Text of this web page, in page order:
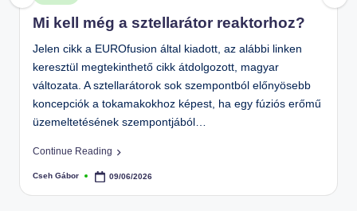
in
Mi kell még a sztellarátor reaktorhoz?
Jelen cikk a EUROfusion által kiadott, az alábbi linken
keresztül megtekinthető cikk átdolgozott, magyar
változata. A sztellarátorok sok szempontból előnyösebb
koncepciók a tokamakokhoz képest, ha egy fúziós erőmű
üzemeltetésének szempontjából…
Continue Reading
Posted
Cseh Gábor 09/06/2026